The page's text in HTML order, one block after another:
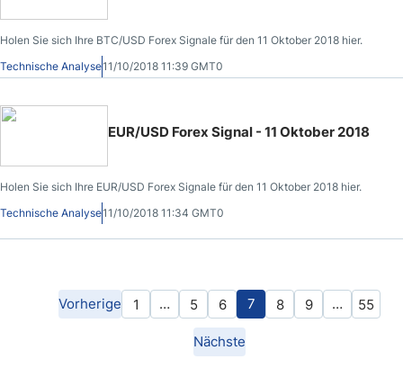
Holen Sie sich Ihre BTC/USD Forex Signale für den 11 Oktober 2018 hier.
Technische Analyse11/10/2018 11:39 GMT0
EUR/USD Forex Signal - 11 Oktober 2018
Holen Sie sich Ihre EUR/USD Forex Signale für den 11 Oktober 2018 hier.
Technische Analyse11/10/2018 11:34 GMT0
Vorherige 1 … 5 6 7 8 9 … 55
Nächste